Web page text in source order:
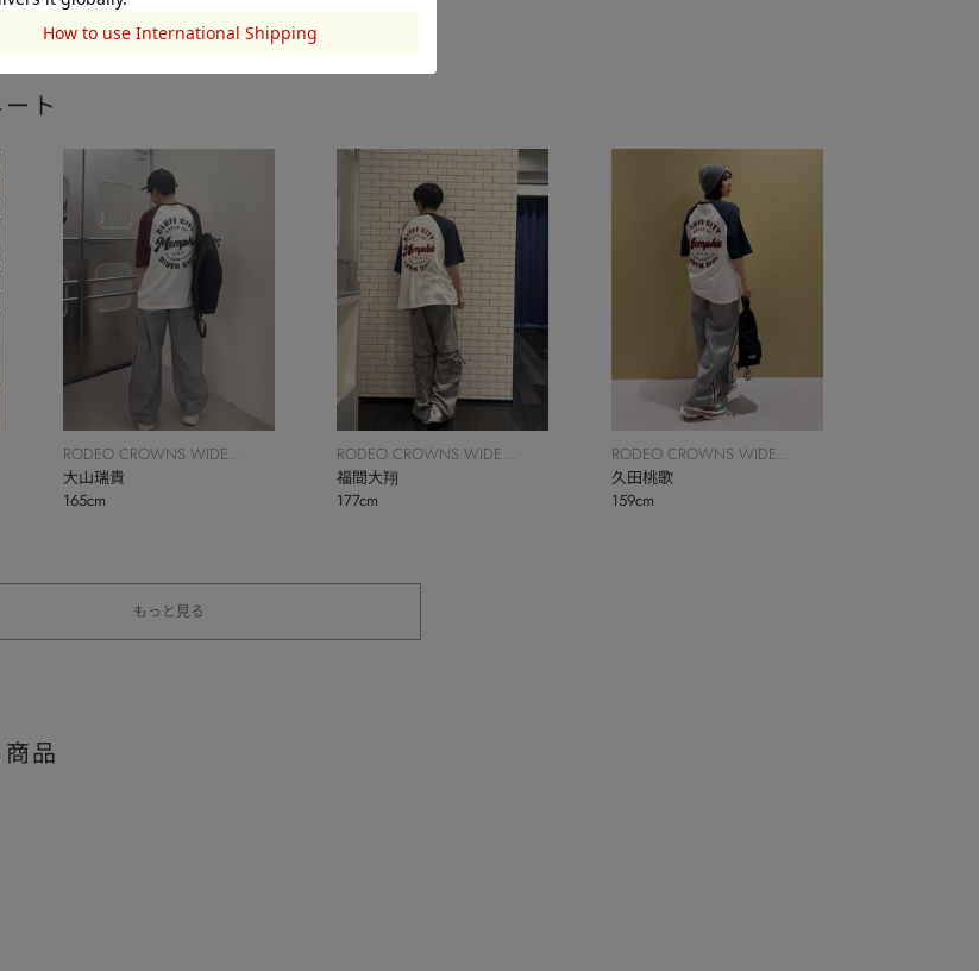
ト
RODEO CROWNS WIDE
BOWL
大山瑞貴
165cm
RODEO CROWNS WIDE
BOWL
福間大翔
177cm
RODEO CROWNS WIDE
BOWL
久田桃歌
159cm
もっと見る
品